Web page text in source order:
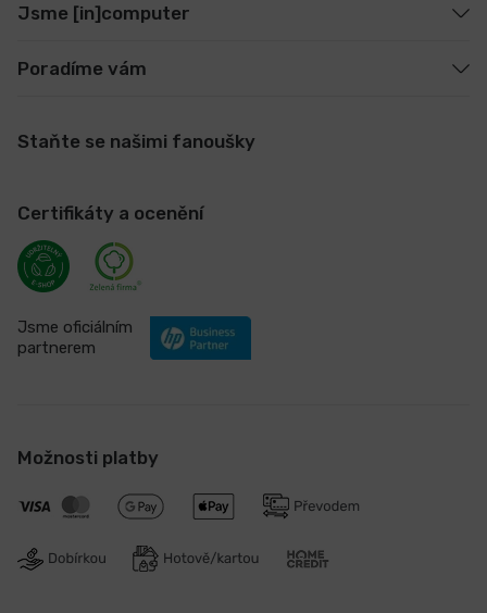
Jsme [in]computer
Poradíme vám
Staňte se našimi fanoušky
Certifikáty a ocenění
Jsme oficiálním
partnerem
Možnosti platby